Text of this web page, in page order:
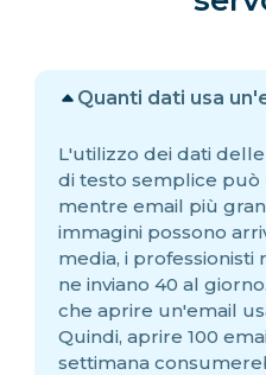
Quanti dati usa
L'utilizzo dei dati
di testo semplice può
mentre email più
immagini possono
media, i professionisti
ne inviano 40 al
che aprire un'email
Quindi, aprire 100
settimana